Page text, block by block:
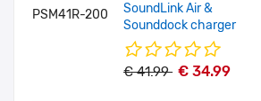
SoundLink Air &
Sounddock charger
€ 41.99 € 34.99